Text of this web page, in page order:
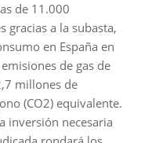
de 11.000
gracias a la subasta,
en España en
de gas de
millones de
(CO2) equivalente.
inversión necesaria